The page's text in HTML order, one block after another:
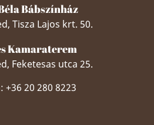
Bábszínház
Tisza Lajos krt. 50.
Kamaraterem
Feketesas utca 25.
+36 20 280 8223